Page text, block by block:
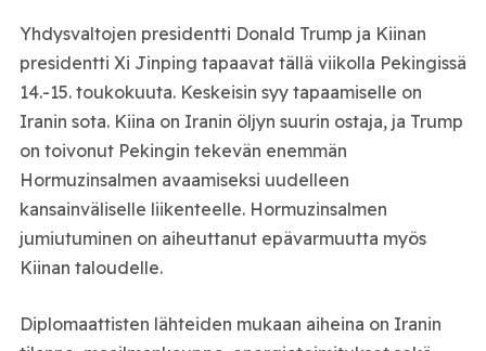
Yhdysvaltojen presidentti Donald Trump ja Kiinan
presidentti Xi Jinping tapaavat tällä viikolla Pekingissä
14.-15. toukokuuta. Keskeisin syy tapaamiselle on
Iranin sota. Kiina on Iranin öljyn suurin ostaja, ja Trump
on toivonut Pekingin tekevän enemmän
Hormuzinsalmen avaamiseksi uudelleen
kansainväliselle liikenteelle. Hormuzinsalmen
jumiutuminen on aiheuttanut epävarmuutta myös
Kiinan taloudelle.
Diplomaattisten lähteiden mukaan aiheina on Iranin